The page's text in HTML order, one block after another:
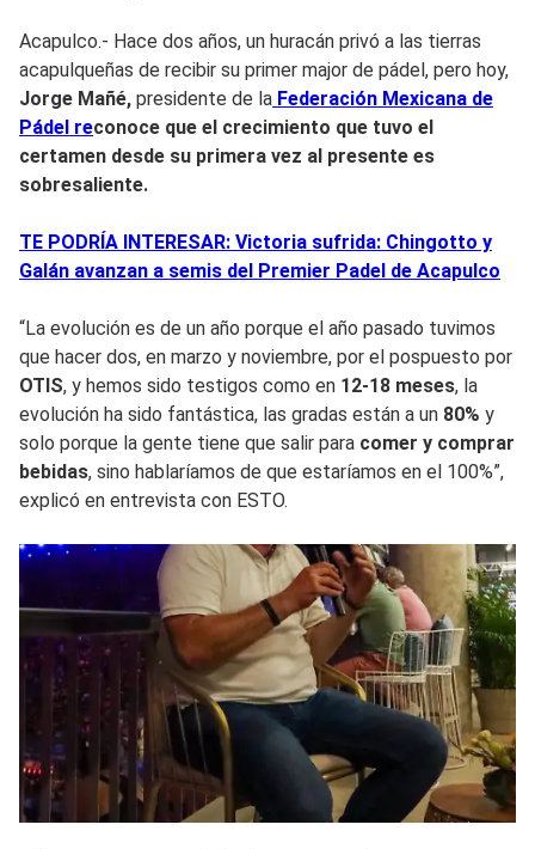
Acapulco.- Hace dos años, un huracán privó a las tierras
acapulqueñas de recibir su primer major de pádel, pero hoy,
Jorge Mañé, presidente de la Federación Mexicana de
Pádel reconoce que el crecimiento que tuvo el
certamen desde su primera vez al presente es
sobresaliente.
TE PODRÍA INTERESAR: Victoria sufrida: Chingotto y
Galán avanzan a semis del Premier Padel de Acapulco
“La evolución es de un año porque el año pasado tuvimos
que hacer dos, en marzo y noviembre, por el pospuesto por
OTIS, y hemos sido testigos como en 12-18 meses, la
evolución ha sido fantástica, las gradas están a un 80% y
solo porque la gente tiene que salir para comer y comprar
bebidas, sino hablaríamos de que estaríamos en el 100%”,
explicó en entrevista con ESTO.